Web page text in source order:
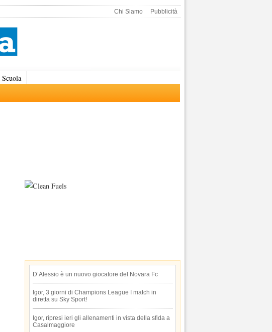
Chi Siamo Pubblicità
Scuola
D’Alessio è un nuovo giocatore del Novara Fc
Igor, 3 giorni di Champions League I match in
diretta su Sky Sport!
Igor, ripresi ieri gli allenamenti in vista della sfida a
Casalmaggiore